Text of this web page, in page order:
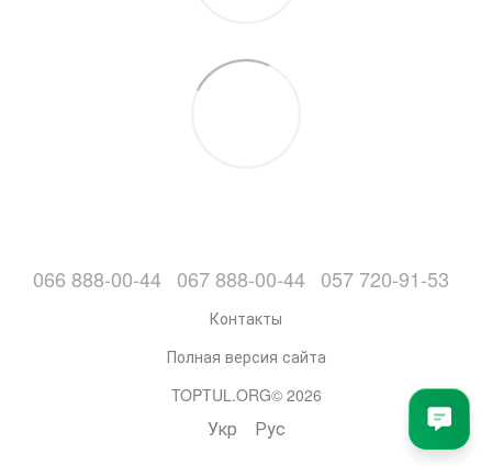
066 888-00-44 067 888-00-44 057 720-91-53
Контакты
Полная версия сайта
TOPTUL.ORG© 2026
Укр Рус